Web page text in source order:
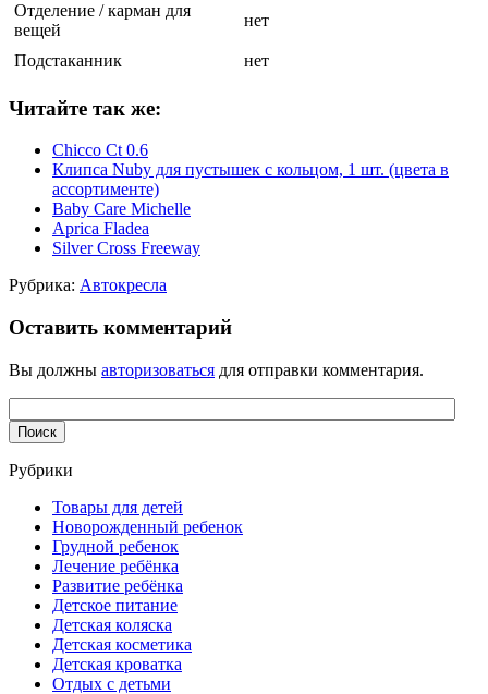
Отделение / карман для
вещей
нет
Подстаканник нет
Читайте так же:
Chicco Ct 0.6
Клипса Nuby для пустышек с кольцом, 1 шт. (цвета в
ассортименте)
Baby Care Michelle
Aprica Fladea
Silver Cross Freeway
Рубрика: Автокресла
Оставить комментарий
Вы должны авторизоваться для отправки комментария.
Рубрики
Товары для детей
Новорожденный ребенок
Грудной ребенок
Лечение ребёнка
Развитие ребёнка
Детское питание
Детская коляска
Детская косметика
Детская кроватка
Отдых с детьми